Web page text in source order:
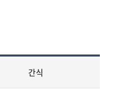
간식